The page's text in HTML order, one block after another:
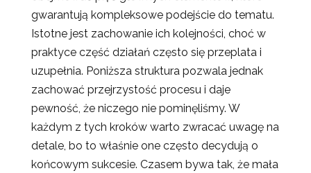
gwarantują kompleksowe podejście do tematu.
Istotne jest zachowanie ich kolejności, choć w
praktyce część działań często się przeplata i
uzupełnia. Poniższa struktura pozwala jednak
zachować przejrzystość procesu i daje
pewność, że niczego nie pominęliśmy. W
każdym z tych kroków warto zwracać uwagę na
detale, bo to właśnie one często decydują o
końcowym sukcesie. Czasem bywa tak, że mała